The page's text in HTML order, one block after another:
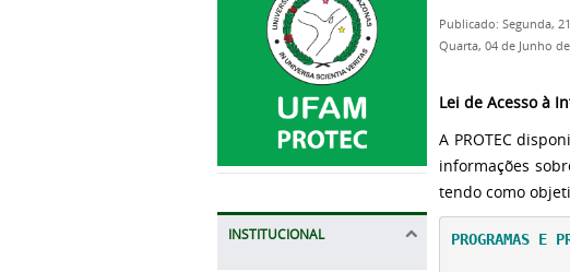
INSTITUCIONAL
Publicado: Segunda,
Quarta, 04 de Junho
Lei de Acesso à
A PROTEC
informações
tendo como
PROGRAMAS E